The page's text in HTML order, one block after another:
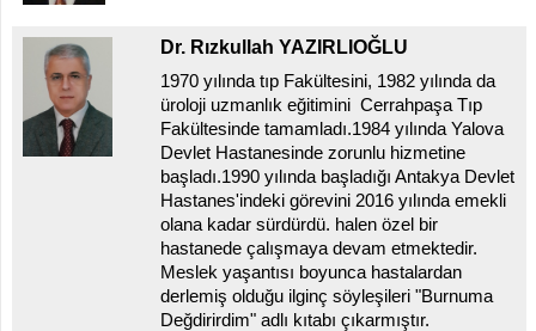
Dr. Rızkullah YAZIRLIOĞLU
1970 yılında tıp Fakültesini, 1982 yılında da
üroloji uzmanlık eğitimini Cerrahpaşa Tıp
Fakültesinde tamamladı.1984 yılında Yalova
Devlet Hastanesinde zorunlu hizmetine
başladı.1990 yılında başladığı Antakya Devlet
Hastanes'indeki görevini 2016 yılında emekli
olana kadar sürdürdü. halen özel bir
hastanede çalışmaya devam etmektedir.
Meslek yaşantısı boyunca hastalardan
derlemiş olduğu ilginç söyleşileri "Burnuma
Değdirirdim" adlı kıtabı çıkarmıştır.